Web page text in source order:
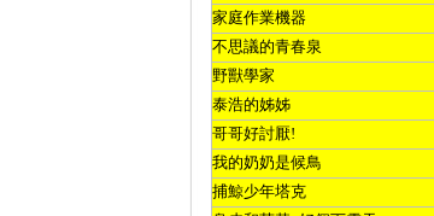
家庭作業機器
不思議的青春泉
野獸學家
泰浩的姊姊
哥哥好討厭!
我的奶奶是候鳥
捕鯨少年塔克